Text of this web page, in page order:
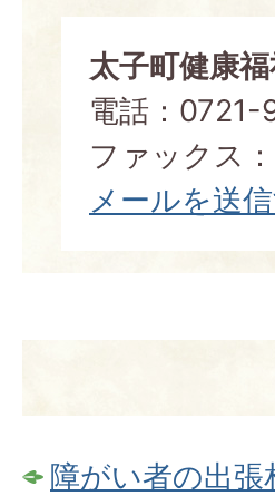
太子町健康
電話：
ファックス
メールを送
障がい者の出張